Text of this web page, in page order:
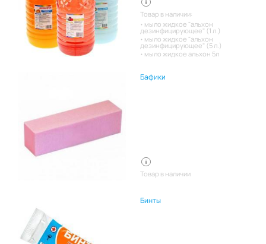
Товар в наличии:
мыло жидкое "альхон
дезинфицирующее" (1 л.)
мыло жидкое "альхон
дезинфицирующее" (5 л.)
мыло жидкое альхон 5л
Бафики
Товар в наличии
Бинты